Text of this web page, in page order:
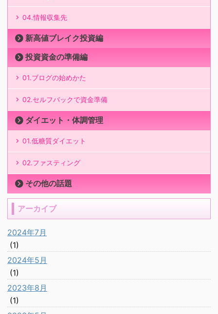
04.情報収集先
新高値ブレイク投資編
投資資金の準備編
01.ブログの始めかた
02.セルフバックで資金準備
ダイエット・体調管理
01.低糖質ダイエット
02.ファスティング
その他の話題
アーカイブ
2024年7月
(1)
2024年5月
(1)
2023年8月
(1)